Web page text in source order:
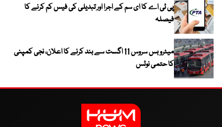
پی ٹی اے کا ای سم کے اجرا اور تبدیلی کی فیس کم کرنے کا
فیصلہ
میٹرو بس سروس 11 اگست سے بند کرنے کا اعلان، نجی کمپنی
کا حتمی نوٹس